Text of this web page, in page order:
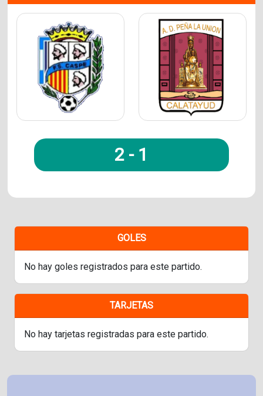
2 - 1
GOLES
No hay goles registrados para este partido.
TARJETAS
No hay tarjetas registradas para este partido.